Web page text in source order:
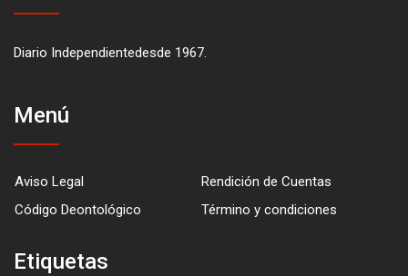
Diario Independientedesde 1967.
Menú
Aviso Legal
Rendición de Cuentas
Código Deontológico
Término y condiciones
Etiquetas